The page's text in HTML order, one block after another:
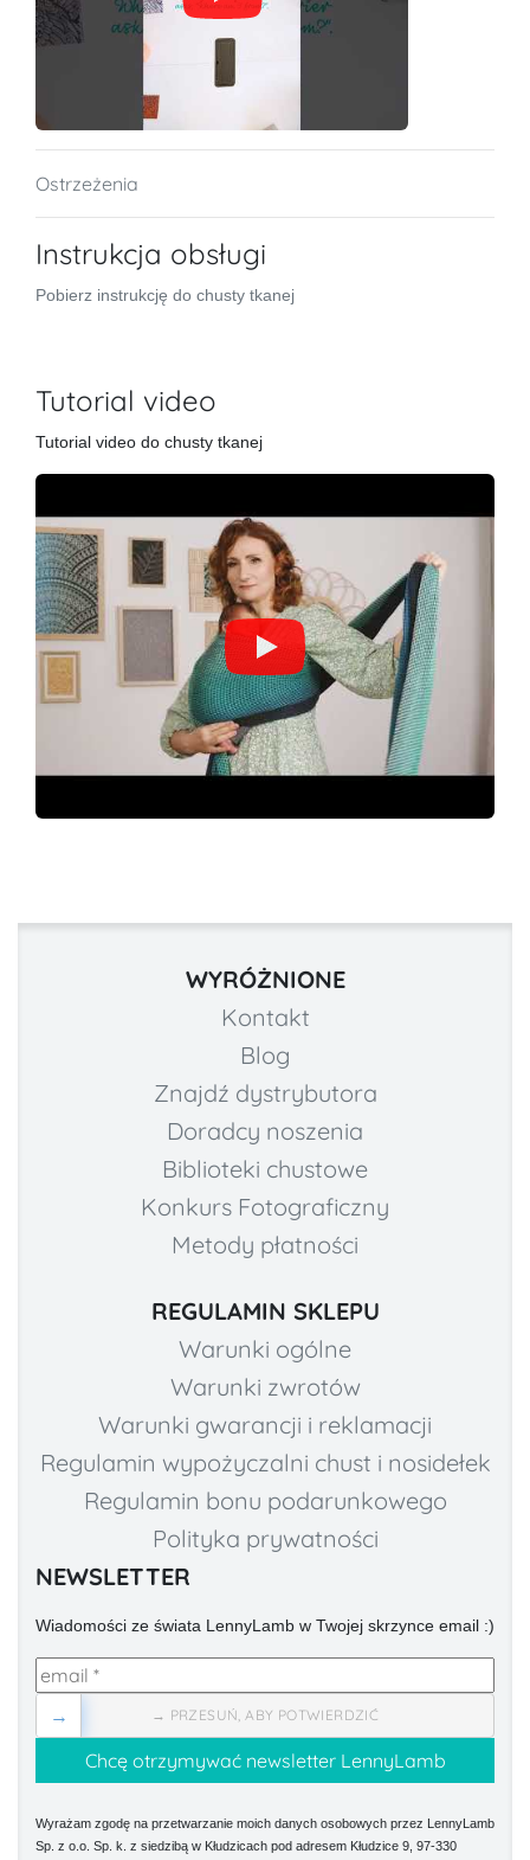
Ostrzeżenia
Instrukcja obsługi
Pobierz instrukcję do chusty tkanej
Tutorial video
Tutorial video do chusty tkanej
WYRÓŻNIONE
Kontakt
Blog
Znajdź dystrybutora
Doradcy noszenia
Biblioteki chustowe
Konkurs Fotograficzny
Metody płatności
REGULAMIN SKLEPU
Warunki ogólne
Warunki zwrotów
Warunki gwarancji i reklamacji
Regulamin wypożyczalni chust i nosidełek
Regulamin bonu podarunkowego
Polityka prywatności
NEWSLETTER
Wiadomości ze świata LennyLamb w Twojej skrzynce email :)
→ PRZESUŃ, ABY POTWIERDZIĆ
→
Wyrażam zgodę na przetwarzanie moich danych osobowych przez LennyLamb
Sp. z o.o. Sp. k. z siedzibą w Kłudzicach pod adresem Kłudzice 9, 97-330